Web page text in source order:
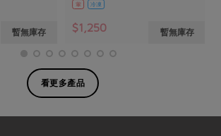
暫無庫存
葷 冷凍
$1,250 暫無庫存
看更多產品